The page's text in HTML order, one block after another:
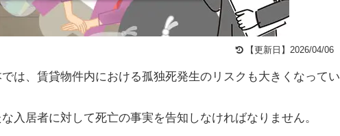
【更新日】2026/04/06
は、賃貸物件内における孤独死発生のリスクも大きくなってい
入居者に対して死亡の事実を告知しなければなりません。